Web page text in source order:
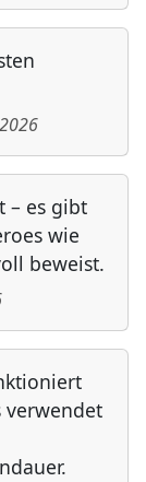
– es gibt
wie
beweist.
verwendet